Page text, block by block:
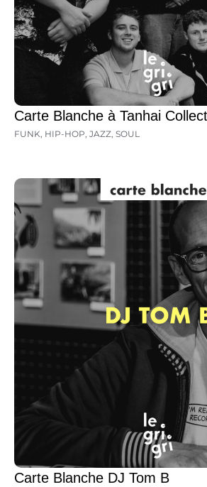
Carte Blanche à Tanhai
FUNK, HIP-HOP, JAZZ, SOUL
Carte Blanche DJ Tom B